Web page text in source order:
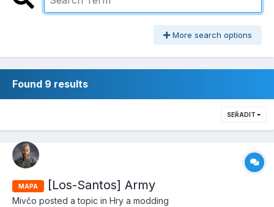
More search options
Found 9 results
SEŘADIT
MAPA [Los-Santos] Army
Mivčo posted a topic in Hry a modding